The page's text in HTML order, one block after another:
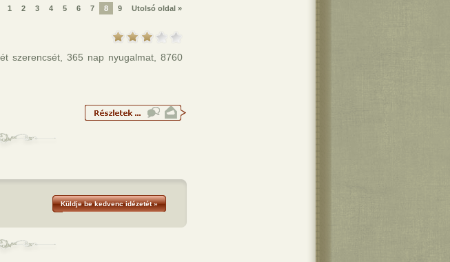
1 2 3 4 5 6 7 8 9 Utolsó oldal »
szerencsét, 365 nap nyugalmat, 8760
Küldje be kedvenc idézetét »